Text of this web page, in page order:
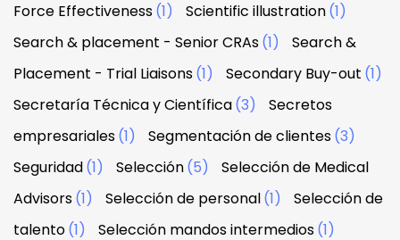
Force Effectiveness(1) Scientific illustration(1)
Search & placement - Senior CRAs(1)
Search &
Placement - Trial Liaisons(1) Secondary Buy-out (1)
Secretaría Técnica y Científica(3)
Secretos
empresariales(1) Segmentación de clientes(3)
Seguridad(1) Selección(5)
Selección de Medical
Advisors(1) Selección de personal(1)
Selección de
talento(1) Selección mandos intermedios(1)